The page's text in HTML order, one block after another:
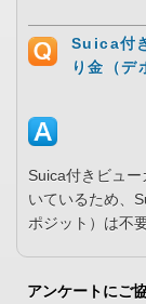
Suica付
り金（デ
Suica付きビュ
いているため、
ポジット）は不
アンケートにご